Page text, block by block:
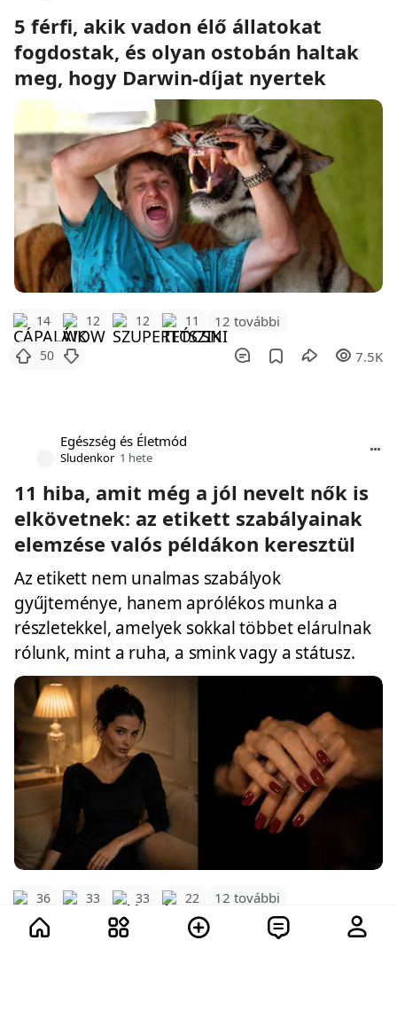
5 férfi, akik vadon élő állatokat
fogdostak, és olyan ostobán haltak
meg, hogy Darwin-díjat nyertek
14 12 12 11 12 további
50 7.5K
Egészség és Életmód
Sludenkor 1 hete
11 hiba, amit még a jól nevelt nők is
elkövetnek: az etikett szabályainak
elemzése valós példákon keresztül
Az etikett nem unalmas szabályok
gyűjteménye, hanem aprólékos munka a
részletekkel, amelyek sokkal többet elárulnak
rólunk, mint a ruha, a smink vagy a státusz.
36 33 33 22 12 további
110 16.2K